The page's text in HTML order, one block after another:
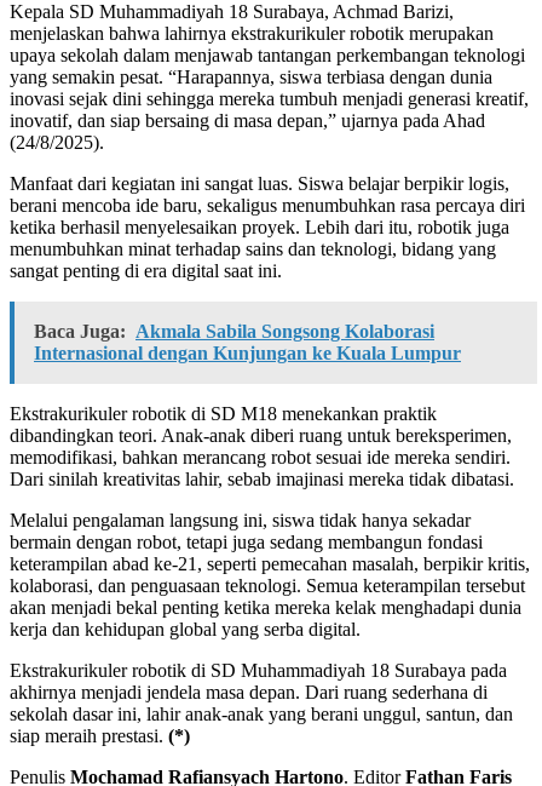
Kepala SD Muhammadiyah 18 Surabaya, Achmad Barizi,
menjelaskan bahwa lahirnya ekstrakurikuler robotik merupakan
upaya sekolah dalam menjawab tantangan perkembangan teknologi
yang semakin pesat. “Harapannya, siswa terbiasa dengan dunia
inovasi sejak dini sehingga mereka tumbuh menjadi generasi kreatif,
inovatif, dan siap bersaing di masa depan,” ujarnya pada Ahad
(24/8/2025).
Manfaat dari kegiatan ini sangat luas. Siswa belajar berpikir logis,
berani mencoba ide baru, sekaligus menumbuhkan rasa percaya diri
ketika berhasil menyelesaikan proyek. Lebih dari itu, robotik juga
menumbuhkan minat terhadap sains dan teknologi, bidang yang
sangat penting di era digital saat ini.
Baca Juga: Akmala Sabila Songsong Kolaborasi
Internasional dengan Kunjungan ke Kuala Lumpur
Ekstrakurikuler robotik di SD M18 menekankan praktik
dibandingkan teori. Anak-anak diberi ruang untuk bereksperimen,
memodifikasi, bahkan merancang robot sesuai ide mereka sendiri.
Dari sinilah kreativitas lahir, sebab imajinasi mereka tidak dibatasi.
Melalui pengalaman langsung ini, siswa tidak hanya sekadar
bermain dengan robot, tetapi juga sedang membangun fondasi
keterampilan abad ke-21, seperti pemecahan masalah, berpikir kritis,
kolaborasi, dan penguasaan teknologi. Semua keterampilan tersebut
akan menjadi bekal penting ketika mereka kelak menghadapi dunia
kerja dan kehidupan global yang serba digital.
Ekstrakurikuler robotik di SD Muhammadiyah 18 Surabaya pada
akhirnya menjadi jendela masa depan. Dari ruang sederhana di
sekolah dasar ini, lahir anak-anak yang berani unggul, santun, dan
siap meraih prestasi. (*)
Penulis Mochamad Rafiansyach Hartono. EditorFathan Faris